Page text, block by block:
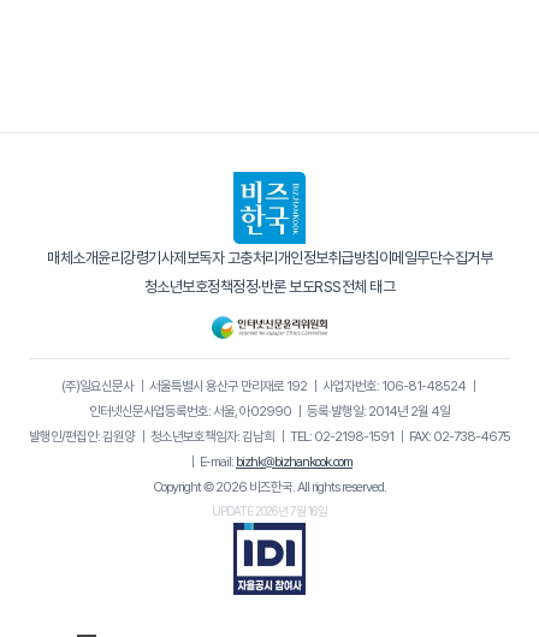
매체소개윤리강령기사제보독자 고충처리 개인정보취급방침이메일무단수집거부
청소년보호정책정정·반론 보도RSS전체 태그
(주)일요신문사｜ 서울특별시 용산구 만리재로 192｜ 사업자번호: 106-81-48524｜
인터넷신문사업등록번호: 서울, 아02990
등록·발행일: 2014년 2월 4일
발행인/편집인: 김원양｜ 청소년보호책임자: 김남희 TEL: 02-2198-1591
FAX: 02-738-4675
E-mail: bizhk@bizhankook.com
Copyright © 2026 비즈한국. All rights reserved.
UPDATE 2026년 7월 16일